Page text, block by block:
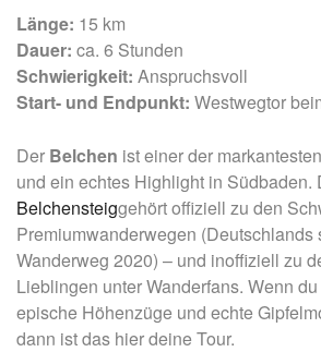
Länge: 15 km
Dauer: ca. 6 Stunden
Schwierigkeit: Anspruchsvoll
Start- und Endpunkt: Westwegtor
Der Belchen ist einer der
und ein echtes Highlight in Südbaden.
Belchensteiggehört offiziell zu den
Premiumwanderwegen (Deutschlands
Wanderweg 2020) – und inoffiziell zu
Lieblingen unter Wanderfans. Wenn
epische Höhenzüge und echte
dann ist das hier deine Tour.